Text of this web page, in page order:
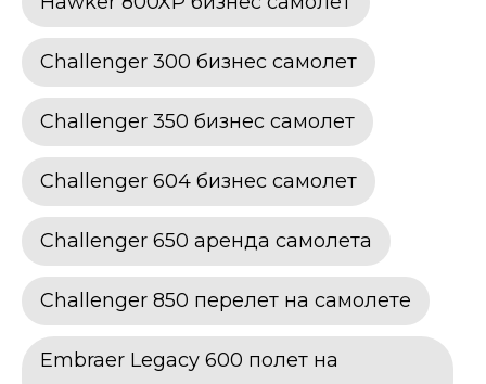
Challenger 300 бизнес самолет
Challenger 350 бизнес самолет
Challenger 604 бизнес самолет
Challenger 650 аренда самолета
Challenger 850 перелет на самолете
Embraer Legacy 600 полет на